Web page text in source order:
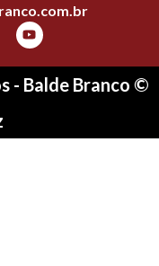
- Balde Branco ©